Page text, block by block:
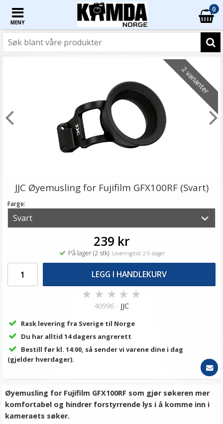
MENY
0
2 varianter
JJC Øyemusling for Fujifilm GFX100RF (Svart)
Farge:
239 kr
På lager (2 stk)Leveringstid: 2-5 dager
LEGG I HANDLEKURV
★ ★ ★ ★ ★
40996 - JJC
Rask levering fra Sverige til Norge
Du har alltid 14 dagers angrerett
Bestill før kl. 14:00, så sender vi varene dine i dag
(gjelder hverdager).
Øyemusling for Fujifilm GFX100RF som gjør søkeren mer
komfortabel og hindrer forstyrrende lys i å komme inn i
kameraets søker.